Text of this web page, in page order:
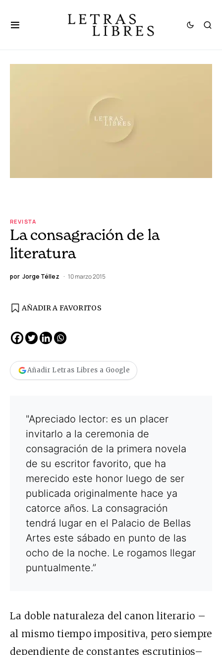
REVISTA
La consagración de la
literatura
por Jorge Téllez 10 marzo 2015
AÑADIR A FAVORITOS
Añadir Letras Libres a Google
"Apreciado lector: es un placer
invitarlo a la ceremonia de
consagración de la primera novela
de su escritor favorito, que ha
merecido este honor luego de ser
publicada originalmente hace ya
catorce años. La consagración
tendrá lugar en el Palacio de Bellas
Artes este sábado en punto de las
ocho de la noche. Le rogamos llegar
puntualmente.”
La doble naturaleza del canon literario –
al mismo tiempo impositiva, pero siempre
dependiente de constantes escrutinios–